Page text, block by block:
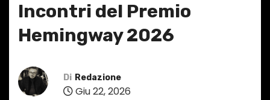
Incontri del Premio
Hemingway 2026
Di Redazione
Giu 22, 2026